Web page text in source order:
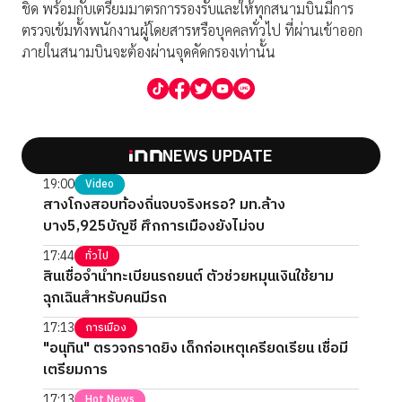
ชิด พร้อมกับเตรียมมาตรการรองรับและให้ทุกสนามบินมีการ
ตรวจเข้มทั้งพนักงานผู้โดยสารหรือบุคคลทั่วไป ที่ผ่านเข้าออก
ภายในสนามบินจะต้องผ่านจุดคัดกรองเท่านั้น
NEWS UPDATE
19:00 Video
สางโกงสอบท้องถิ่นจบจริงหรอ? มท.ล้าง
บาง5,925บัญชี ศึกการเมืองยังไม่จบ
17:44 ทั่วไป
สินเชื่อจำนำทะเบียนรถยนต์ ตัวช่วยหมุนเงินใช้ยาม
ฉุกเฉินสำหรับคนมีรถ
17:13 การเมือง
"อนุทิน" ตรวจกราดยิง เด็กก่อเหตุเครียดเรียน เชื่อมี
เตรียมการ